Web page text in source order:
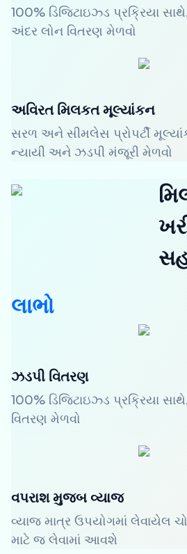
100% ડિજિટાઇઝ્ડ પ્રક્રિયા
અંદર લોન વિતરણ મેળવો
અવિરત મિલકત મૂલ્યાંકન
સરળ અને સીમલેસ પ્રોપર્ટી
ન્યાયી અને ઝડપી મંજૂરી મેળવો
લાભો
ઝડપી વિતરણ
100% ડિજિટાઇઝ્ડ પ્રક્રિયા
વિતરણ મેળવો
વપરાશ મુજબ વ્યાજ
વ્યાજ માત્ર ઉપયોગમાં લેવાયેલ
માટે જ લેવામાં આવશે